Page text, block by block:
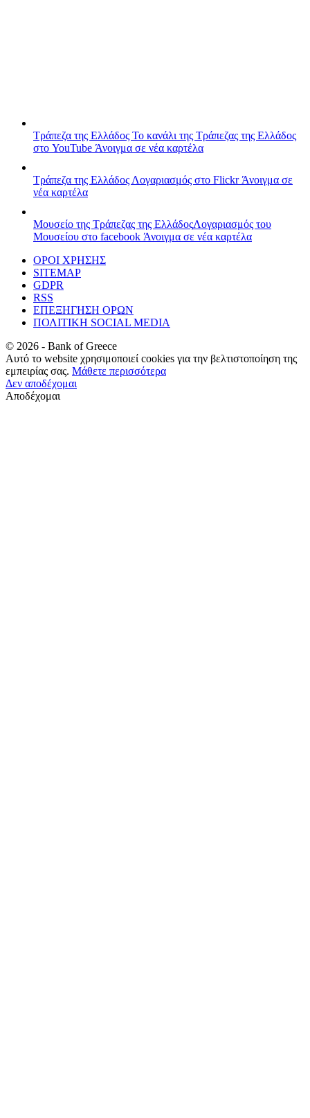
Τράπεζα της Ελλάδος Το κανάλι της Τράπεζας της Ελλάδος
στο YouTube Άνοιγμα σε νέα καρτέλα
Τράπεζα της Ελλάδος Λογαριασμός στο FlickrΆνοιγμα σε
νέα καρτέλα
Μουσείο της Τράπεζας της ΕλλάδοςΛογαριασμός του
Μουσείου στο facebook Άνοιγμα σε νέα καρτέλα
ΟΡΟΙ ΧΡΗΣΗΣ
SITEMAP
GDPR
RSS
ΕΠΕΞΗΓΗΣΗ ΟΡΩΝ
ΠΟΛΙΤΙΚΗ SOCIAL MEDIA
© 2026 - Bank of Greece
Αυτό το website χρησιμοποιεί cookies για την βελτιστοποίηση της
εμπειρίας σας. Μάθετε περισσότερα
Δεν αποδέχομαι
Αποδέχομαι